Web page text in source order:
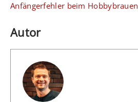
Anfängerfehler beim Hobbybrauen
Autor